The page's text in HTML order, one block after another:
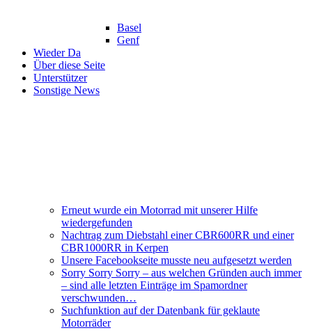
Basel
Genf
Wieder Da
Über diese Seite
Unterstützer
Sonstige News
Erneut wurde ein Motorrad mit unserer Hilfe
wiedergefunden
Nachtrag zum Diebstahl einer CBR600RR und einer
CBR1000RR in Kerpen
Unsere Facebookseite musste neu aufgesetzt werden
Sorry Sorry Sorry – aus welchen Gründen auch immer
– sind alle letzten Einträge im Spamordner
verschwunden…
Suchfunktion auf der Datenbank für geklaute
Motorräder